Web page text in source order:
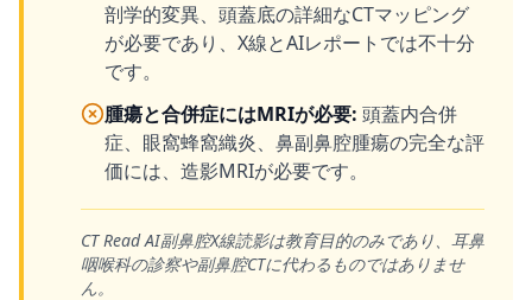
剖学的変異、頭蓋底の詳細なCTマッピング
が必要であり、X線とAIレポートでは不十分
です。
腫瘍と合併症にはMRIが必要: 頭蓋内合併
症、眼窩蜂窩織炎、鼻副鼻腔腫瘍の完全な評
価には、造影MRIが必要です。
CT Read AI副鼻腔X線読影は教育目的のみであり、耳鼻
咽喉科の診察や副鼻腔CTに代わるものではありませ
ん。